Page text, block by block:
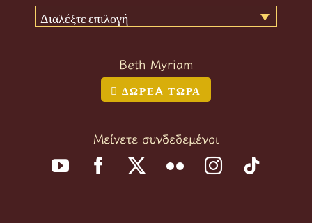
Διαλέξτε επιλογή
Beth Myriam
ΔΩΡΕA ΤΩΡΑ
Μείνετε συνδεδεμένοι